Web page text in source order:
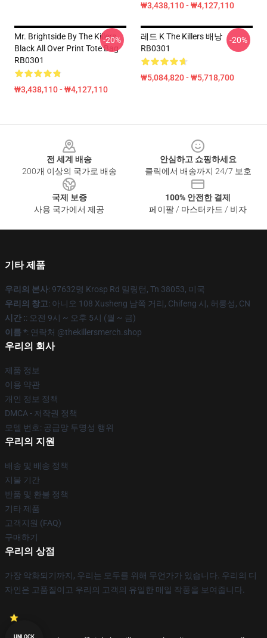
₩3,438,110 - ₩4,127,110
Mr. Brightside By The Killers
Black All Over Print Tote Bag
RB0301
₩3,438,110 - ₩4,127,110
-20%
레드 K The Killers 배낭
RB0301
₩5,084,820 - ₩5,718,700
-20%
전 세계 배송
200개 이상의 국가로 배송
안심하고 쇼핑하세요
클릭에서 배송까지 24/7 보호
국제 보증
사용 국가에서 제공
100% 안전한 결제
페이팔 / 마스터카드 / 비자
기타 제품
우리의 본사: 97632명 Krosp Rd 밀링턴, Tn 38053, 미국
우리의 창고: 아니오 108 Xusheng 남쪽 거리, Chifeng 시, 허룽성, CN
시간 :: 오전 9시 ~ 오후 5시 (월 ~ 금)
이름 *: 연락처 @thekillersmerch.shop
우리의 회사
제품 정보
이용 약관
개인 정보 정책
DMCA - 저작권 정책
모델 번호: 공급망 투명성 행위
우리의 지원
배송 및 배송 정책
지불 기간
반품 및 환불 정책
기타 제품
고객지원 (FAQ)
구매하기
우리의 상점
가장 악화되기까지, 우리는 모두를 위해 무언가가 있습니다. 우리의 디
자인은 고품질이고 우리의 고객의 유일한 매일 작풍을 보여줍니다.
UNLOCK